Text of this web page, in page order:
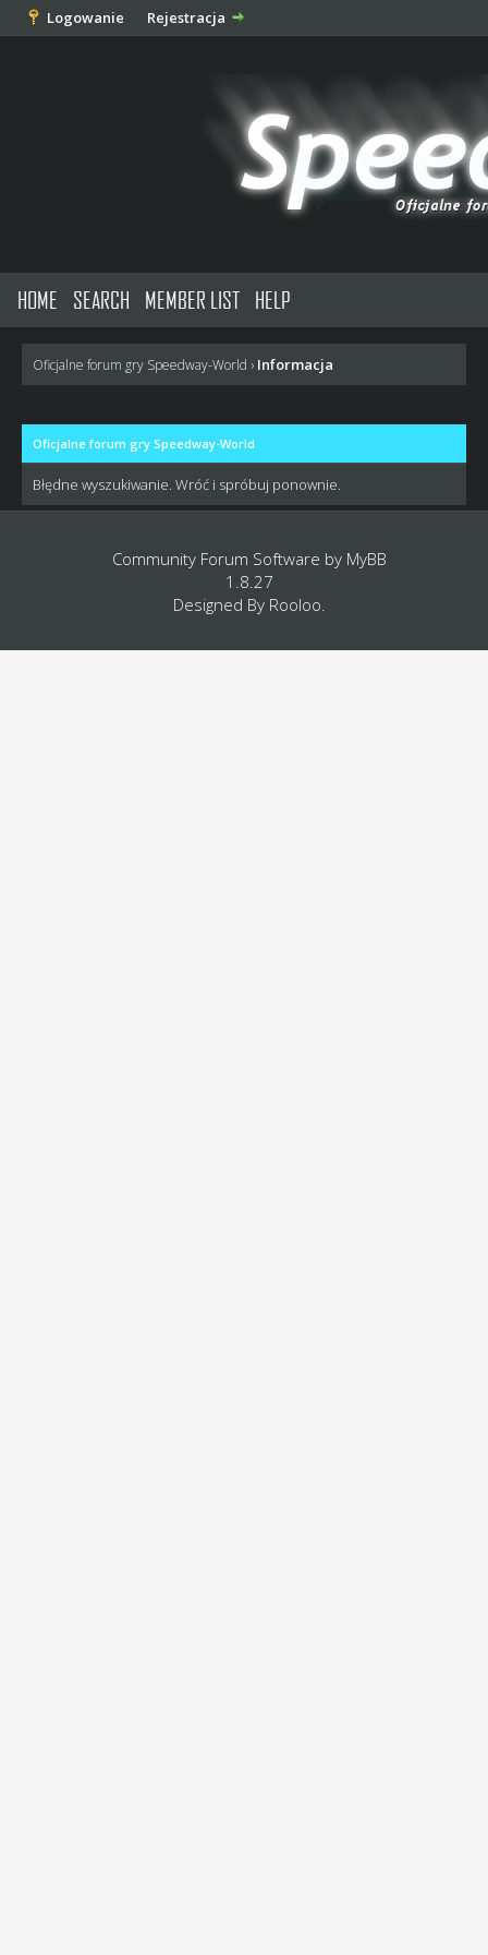
Logowanie Rejestracja
HOME SEARCH MEMBER LIST HELP
Oficjalne forum gry Speedway-World › Informacja
Oficjalne forum gry Speedway-World
Błędne wyszukiwanie. Wróć i spróbuj ponownie.
Community Forum Software by MyBB
1.8.27
Designed By Rooloo.